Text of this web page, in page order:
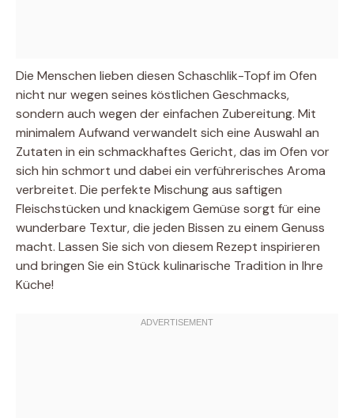
Die Menschen lieben diesen Schaschlik-Topf im Ofen
nicht nur wegen seines köstlichen Geschmacks,
sondern auch wegen der einfachen Zubereitung. Mit
minimalem Aufwand verwandelt sich eine Auswahl an
Zutaten in ein schmackhaftes Gericht, das im Ofen vor
sich hin schmort und dabei ein verführerisches Aroma
verbreitet. Die perfekte Mischung aus saftigen
Fleischstücken und knackigem Gemüse sorgt für eine
wunderbare Textur, die jeden Bissen zu einem Genuss
macht. Lassen Sie sich von diesem Rezept inspirieren
und bringen Sie ein Stück kulinarische Tradition in Ihre
Küche!